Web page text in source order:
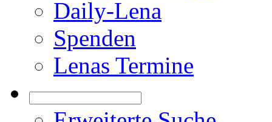
Daily-Lena
Spenden
Lenas Termine